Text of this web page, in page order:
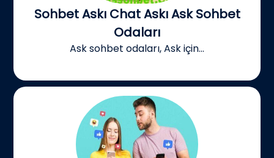
Sohbet Askı Chat Askı Ask Sohbet
Odaları
Ask sohbet odaları, Ask için...